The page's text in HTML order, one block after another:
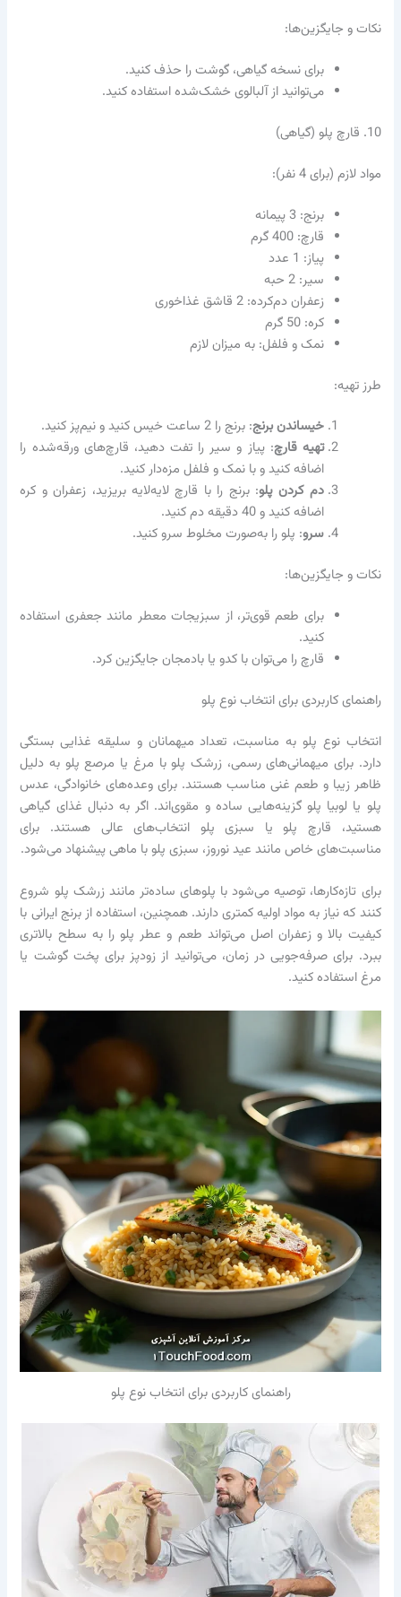
نکات و جایگزین‌ها:
برای نسخه گیاهی، گوشت را حذف کنید.
می‌توانید از آلبالوی خشک‌شده استفاده کنید.
10. قارچ پلو (گیاهی)
مواد لازم (برای 4 نفر):
برنج: 3 پیمانه
قارچ: 400 گرم
پیاز: 1 عدد
سیر: 2 حبه
زعفران دم‌کرده: 2 قاشق غذاخوری
کره: 50 گرم
نمک و فلفل: به میزان لازم
طرز تهیه:
خیساندن برنج: برنج را 2 ساعت خیس کنید و نیم‌پز کنید.
تهیه قارچ: پیاز و سیر را تفت دهید، قارچ‌های ورقه‌شده را
اضافه کنید و با نمک و فلفل مزه‌دار کنید.
دم کردن پلو: برنج را با قارچ لایه‌لایه بریزید، زعفران و کره
اضافه کنید و 40 دقیقه دم کنید.
سرو: پلو را به‌صورت مخلوط سرو کنید.
نکات و جایگزین‌ها:
برای طعم قوی‌تر، از سبزیجات معطر مانند جعفری استفاده
کنید.
قارچ را می‌توان با کدو یا بادمجان جایگزین کرد.
راهنمای کاربردی برای انتخاب نوع پلو
انتخاب نوع پلو به مناسبت، تعداد میهمانان و سلیقه غذایی بستگی
دارد. برای میهمانی‌های رسمی، زرشک پلو با مرغ یا مرصع پلو به دلیل
ظاهر زیبا و طعم غنی مناسب هستند. برای وعده‌های خانوادگی، عدس
پلو یا لوبیا پلو گزینه‌هایی ساده و مقوی‌اند. اگر به دنبال غذای گیاهی
هستید، قارچ پلو یا سبزی پلو انتخاب‌های عالی هستند. برای
مناسبت‌های خاص مانند عید نوروز، سبزی پلو با ماهی پیشنهاد می‌شود.
برای تازه‌کارها، توصیه می‌شود با پلوهای ساده‌تر مانند زرشک پلو شروع
کنند که نیاز به مواد اولیه کمتری دارند. همچنین، استفاده از برنج ایرانی با
کیفیت بالا و زعفران اصل می‌تواند طعم و عطر پلو را به سطح بالاتری
ببرد. برای صرفه‌جویی در زمان، می‌توانید از زودپز برای پخت گوشت یا
مرغ استفاده کنید.
راهنمای کاربردی برای انتخاب نوع پلو